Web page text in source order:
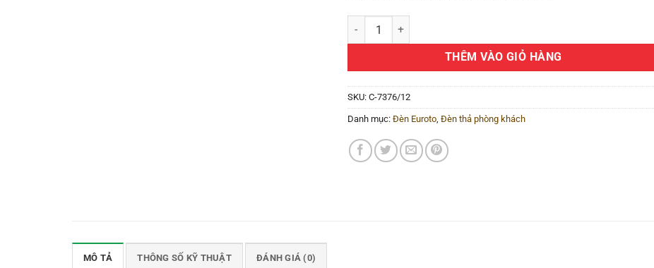
Đèn thả trang trí C-7376/12 số lượng
THÊM VÀO GIỎ HÀNG
SKU: C-7376/12
Danh mục: Đèn Euroto, Đèn thả phòng khách
MÔ TẢ THÔNG SỐ KỸ THUẬT ĐÁNH GIÁ (0)